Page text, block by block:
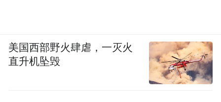
美国西部野火肆虐，一灭火
直升机坠毁